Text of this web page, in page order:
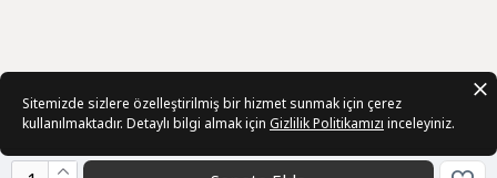
Sitemizde sizlere özelleştirilmiş bir hizmet sunmak için çerez
kullanılmaktadır. Detaylı bilgi almak için Gizlilik Politikamızı inceleyiniz.